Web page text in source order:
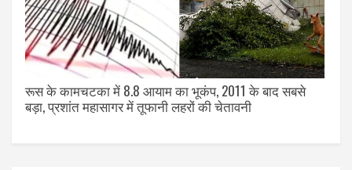
रूस के कामचटका में 8.8 आयाम का भूकंप, 2011 के बाद सबसे
बड़ा, प्रशांत महासागर में तूफानी लहरों की चेतावनी